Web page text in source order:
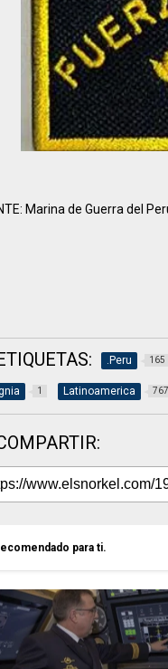
Marina de Guerra del
.Peru 165
1 Latinoamerica 767
para ti.